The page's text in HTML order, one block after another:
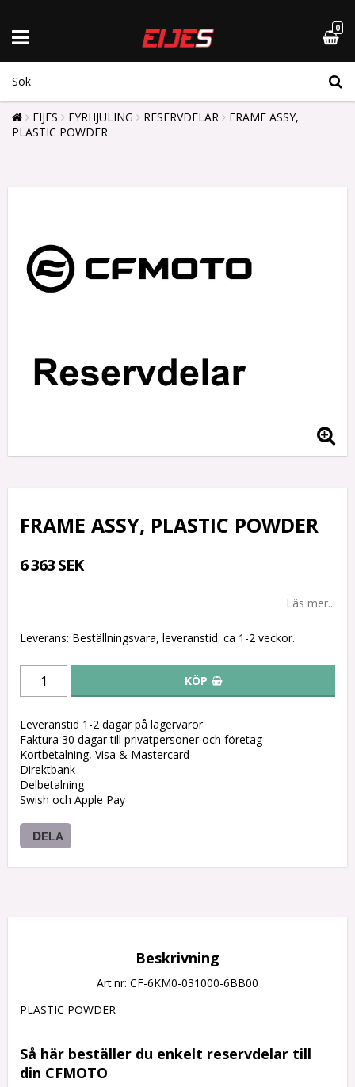
0
EIJES FYRHJULING RESERVDELAR
FRAME ASSY,
PLASTIC POWDER
FRAME ASSY, PLASTIC POWDER
6 363 SEK
Läs mer...
Leverans: Beställningsvara, leveranstid: ca 1-2 veckor.
KÖP
Leveranstid 1-2 dagar på lagervaror
Faktura 30 dagar till privatpersoner och företag
Kortbetalning, Visa & Mastercard
Direktbank
Delbetalning
Swish och Apple Pay
DELA
Beskrivning
Art.nr: CF-6KM0-031000-6BB00
PLASTIC POWDER
Så här beställer du enkelt reservdelar till
din CFMOTO